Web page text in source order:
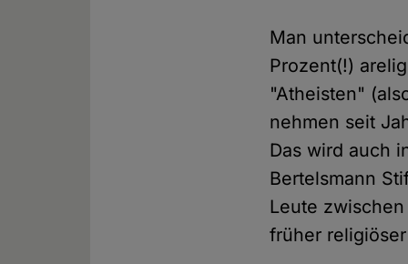
Man
Prozent(!)
"Atheisten"
nehmen seit
Das wird auch
Bertelsmann
Leute
früher